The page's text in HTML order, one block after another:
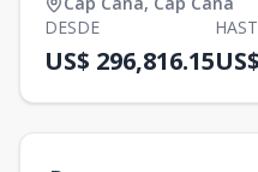
DESDE
US$ 296,816.15